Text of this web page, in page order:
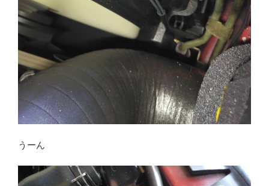
うーん